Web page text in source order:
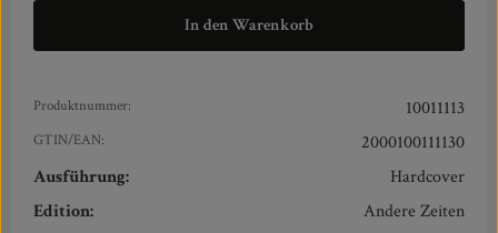
In den Warenkorb
Produktnummer: 10011113
GTIN/EAN:
2000100111130
Ausführung:
Hardcover
Edition:
Andere Zeiten